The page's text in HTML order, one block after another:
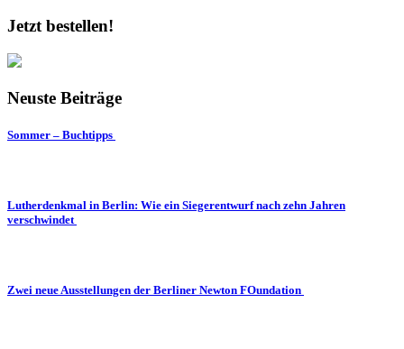
Jetzt bestellen!
Neuste Beiträge
Sommer – Buchtipps
Lutherdenkmal in Berlin: Wie ein Siegerentwurf nach zehn Jahren
verschwindet
Zwei neue Ausstellungen der Berliner Newton FOundation